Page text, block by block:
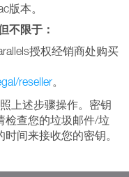
版本。
不限于：
授权经销商处购买
reseller。
上述步骤操作。密钥
检查您的垃圾邮件/垃
间来接收您的密钥。